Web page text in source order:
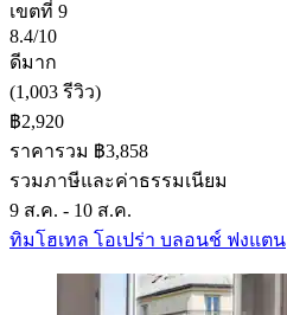
เขตที่ 9
8.4/10
ดีมาก
(1,003 รีวิว)
฿2,920
ราคารวม ฿3,858
รวมภาษีและค่าธรรมเนียม
9 ส.ค. - 10 ส.ค.
ทิมโฮเทล โอเปร่า บลอนช์ ฟงแตน